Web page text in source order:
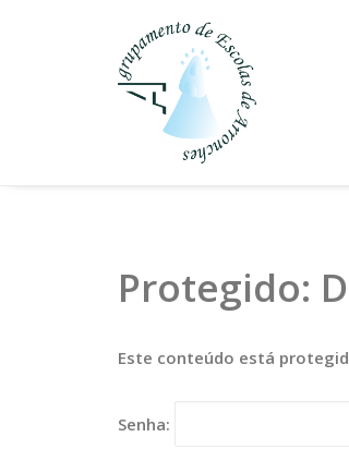
Protegido:
Este conteúdo está
Senha: